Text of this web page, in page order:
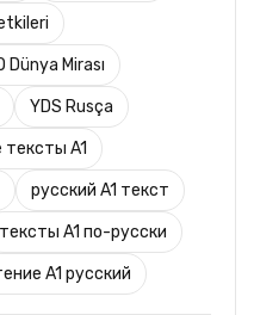
Dünya Mirası
YDS Rusça
тексты A1
русский A1 текст
тексты A1 по-русски
A1 русский